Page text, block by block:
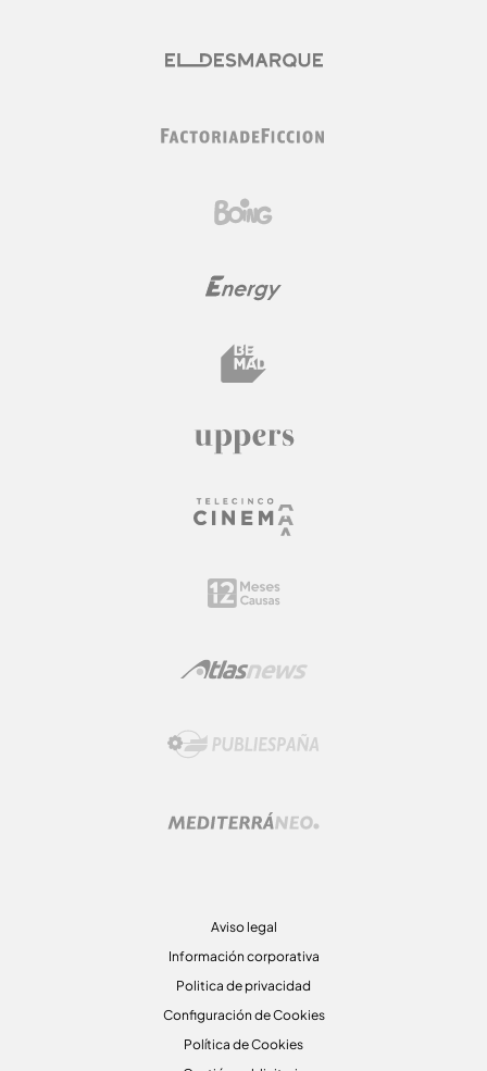
Aviso legal
Información corporativa
Politica de privacidad
Configuración de Cookies
Política de Cookies